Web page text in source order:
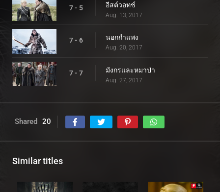
7 - 5 อีสต์วอทช์
Aug. 13, 2017
7 - 6 นอกกำแพง
Aug. 20, 2017
7 - 7 มังกรและหมาป่า
Aug. 27, 2017
Shared 20
Similar titles